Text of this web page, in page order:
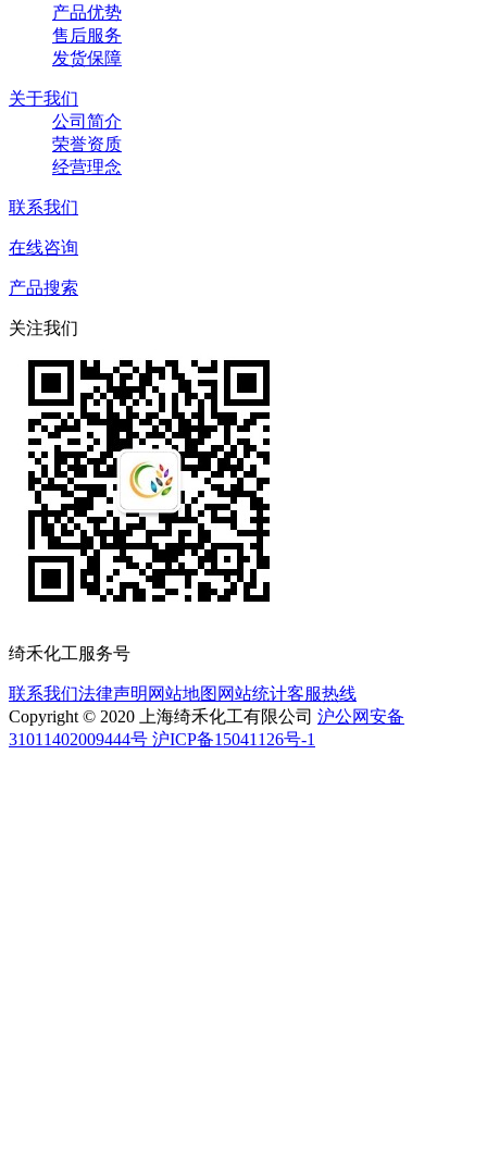
产品优势
售后服务
发货保障
关于我们
公司简介
荣誉资质
经营理念
联系我们
在线咨询
产品搜索
关注我们
绮禾化工服务号
联系我们法律声明 网站地图 网站统计客服热线
Copyright © 2020 上海绮禾化工有限公司 沪公网安备
31011402009444号 沪ICP备15041126号-1